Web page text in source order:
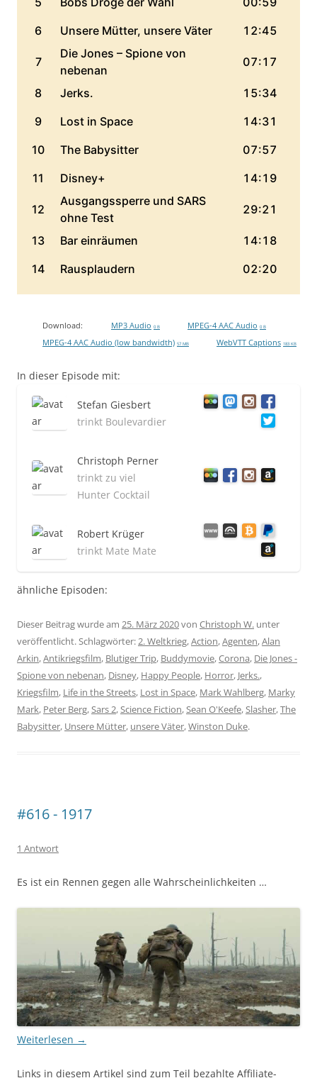
Download: MP3 Audio 0 B MPEG-4 AAC Audio 0 B
MPEG-4 AAC Audio (low bandwidth) 57 MB WebVTT Captions 183 KB
In dieser Episode mit:
Stefan Giesbert
trinkt Boulevardier
Christoph Perner
trinkt zu viel
Hunter Cocktail
Robert Krüger
trinkt Mate Mate
ähnliche Episoden:
Dieser Beitrag wurde am 25. März 2020von Christoph W. unter
veröffentlicht. Schlagwörter:2. Weltkrieg,Action,Agenten,Alan
Arkin,Antikriegsfilm, Blutiger Trip, Buddymovie,Corona, Die Jones -
Spione von nebenan, Disney, Happy People, Horror, Jerks.,
Kriegsfilm, Life in the Streets, Lost in Space, Mark Wahlberg, Marky
Mark, Peter Berg,Sars 2,Science Fiction,Sean O'Keefe,Slasher,The
Babysitter, Unsere Mütter, unsere Väter,Winston Duke.
#616 - 1917
1 Antwort
Es ist ein Rennen gegen alle Wahrscheinlichkeiten …
Weiterlesen →
Links in diesem Artikel sind zum Teil bezahlte Affiliate-